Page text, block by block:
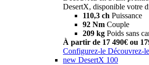
DesertX, disponible votre
110,3 ch Puissance
92 Nm Couple
209 kg Poids sans
À partir de 17 490€ ou
Configurez-le Découvrez-le
new DesertX 100